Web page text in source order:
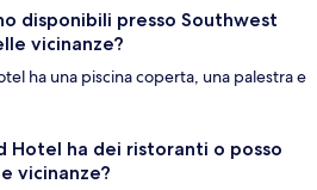
disponibili presso Southwest
vicinanze?
ha una piscina coperta, una palestra e
Hotel ha dei ristoranti o posso
vicinanze?